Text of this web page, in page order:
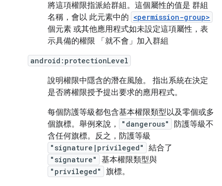
將這項權限指派給群組。這個屬性的值是 群組
名稱，會以 此元素中的 <permission-group>
個元素 或其他應用程式如未設定這項屬性，表
示具備的權限 「就不會」加入群組
android:protectionLevel
說明權限中隱含的潛在風險。 指出系統在決定
是否將權限授予提出要求的應用程式。
每個防護等級都包含基本權限類型以及零個或多
個旗標。舉例來說，
"dangerous"
防護等級不
含任何旗標。反之，防護等級
"signature|privileged" 結合了
"signature" 基本權限類型與
"privileged"
旗標。